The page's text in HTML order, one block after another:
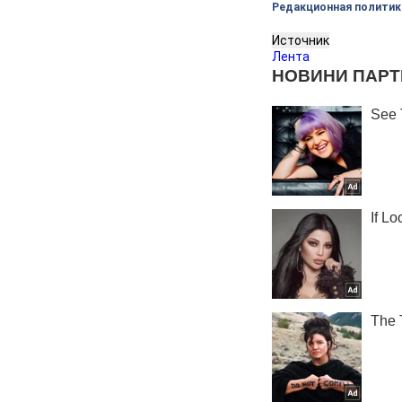
Редакционная
Источник
Лента